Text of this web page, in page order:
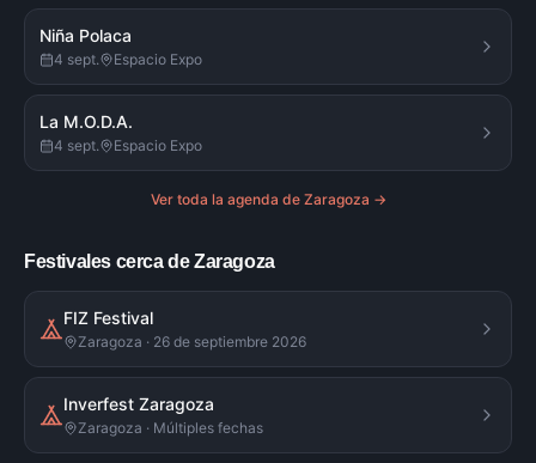
Niña Polaca
4 sept. Espacio Expo
La M.O.D.A.
4 sept. Espacio Expo
Ver toda la agenda de Zaragoza →
Festivales cerca de Zaragoza
FIZ Festival
Zaragoza · 26 de septiembre 2026
Inverfest Zaragoza
Zaragoza · Múltiples fechas